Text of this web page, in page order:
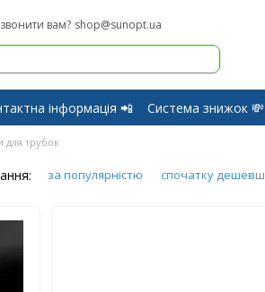
вам? shop@sunopt.ua
інформація 📲 Система знижок 💸
для трубок
за популярністю спочатку